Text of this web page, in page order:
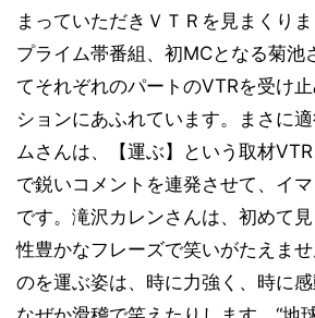
まっていただきＶＴＲを見まくり
プライム帯番組、初MCとなる菊池
てそれぞれのパートのVTRを受け
ションにあふれています。まさに
ムさんは、【運ぶ】という取材
で鋭いコメントを連発させて、イ
です。滝沢カレンさんは、初めて
性豊かなフレーズで笑いがたえま
のを運ぶ姿は、時に力強く、時に感